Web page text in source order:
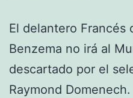
El delantero Francés
Benzema no irá al
descartado por el
Raymond